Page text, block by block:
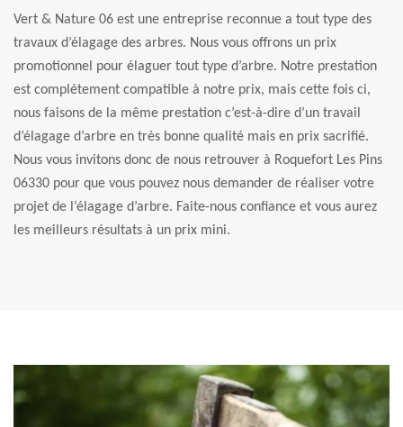
Vert & Nature 06 est une entreprise reconnue a tout type des
travaux d’élagage des arbres. Nous vous offrons un prix
promotionnel pour élaguer tout type d’arbre. Notre prestation
est complétement compatible à notre prix, mais cette fois ci,
nous faisons de la même prestation c’est-à-dire d’un travail
d’élagage d’arbre en très bonne qualité mais en prix sacrifié.
Nous vous invitons donc de nous retrouver à Roquefort Les Pins
06330 pour que vous pouvez nous demander de réaliser votre
projet de l’élagage d’arbre. Faite-nous confiance et vous aurez
les meilleurs résultats à un prix mini.